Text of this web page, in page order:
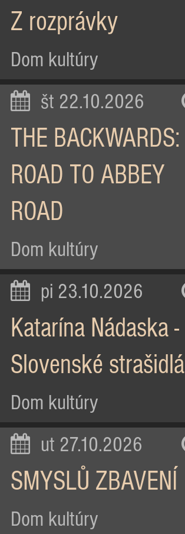
Z rozprávky
Dom kultúry
št 22.10.2026
THE BACKWARDS:
ROAD TO ABBEY
ROAD
Dom kultúry
pi 23.10.2026
Katarína Nádaska -
Slovenské strašidlá
Dom kultúry
ut 27.10.2026
SMYSLŮ ZBAVENÍ
Dom kultúry